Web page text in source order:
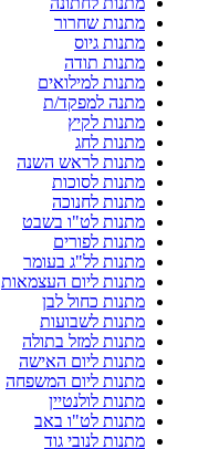
מתנות שחרור
מתנות גיוס
מתנות תודה
מתנות למילואים
מתנה למפקד/ת
מתנות לקיץ
מתנות לחג
מתנות לראש השנה
מתנות לסוכות
מתנות לחנוכה
מתנות לט"ו בשבט
מתנות לפורים
מתנות לל"ג בעומר
מתנות ליום העצמאות
מתנות כחול לבן
מתנות לשבועות
מתנות למזל בתולה
מתנות ליום האישה
מתנות ליום המשפחה
מתנות לולנטיין
מתנות לט"ו באב
מתנות לנובי גוד